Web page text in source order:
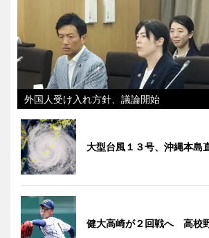
外国人受け入れ方針、議論開始
大型台風１３号、沖縄本島
健大高崎が２回戦へ 高校